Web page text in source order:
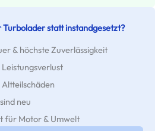
statt instandgesetzt?
& höchste Zuverlässigkeit
neu
für Motor & Umwelt